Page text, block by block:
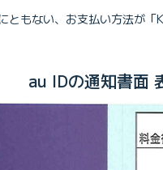
にともない、お支払い方法が
au IDの通知書面